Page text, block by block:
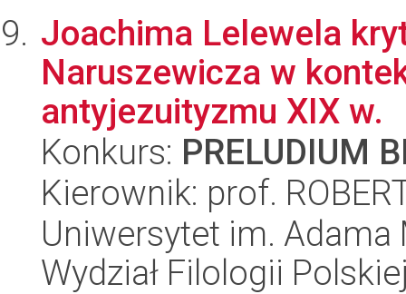
Joachima Lelewela
Naruszewicza w
antyjezuityzmu XIX w.
Konkurs: PRELUDIUM
Kierownik: prof.
Uniwersytet im.
Wydział Filologii